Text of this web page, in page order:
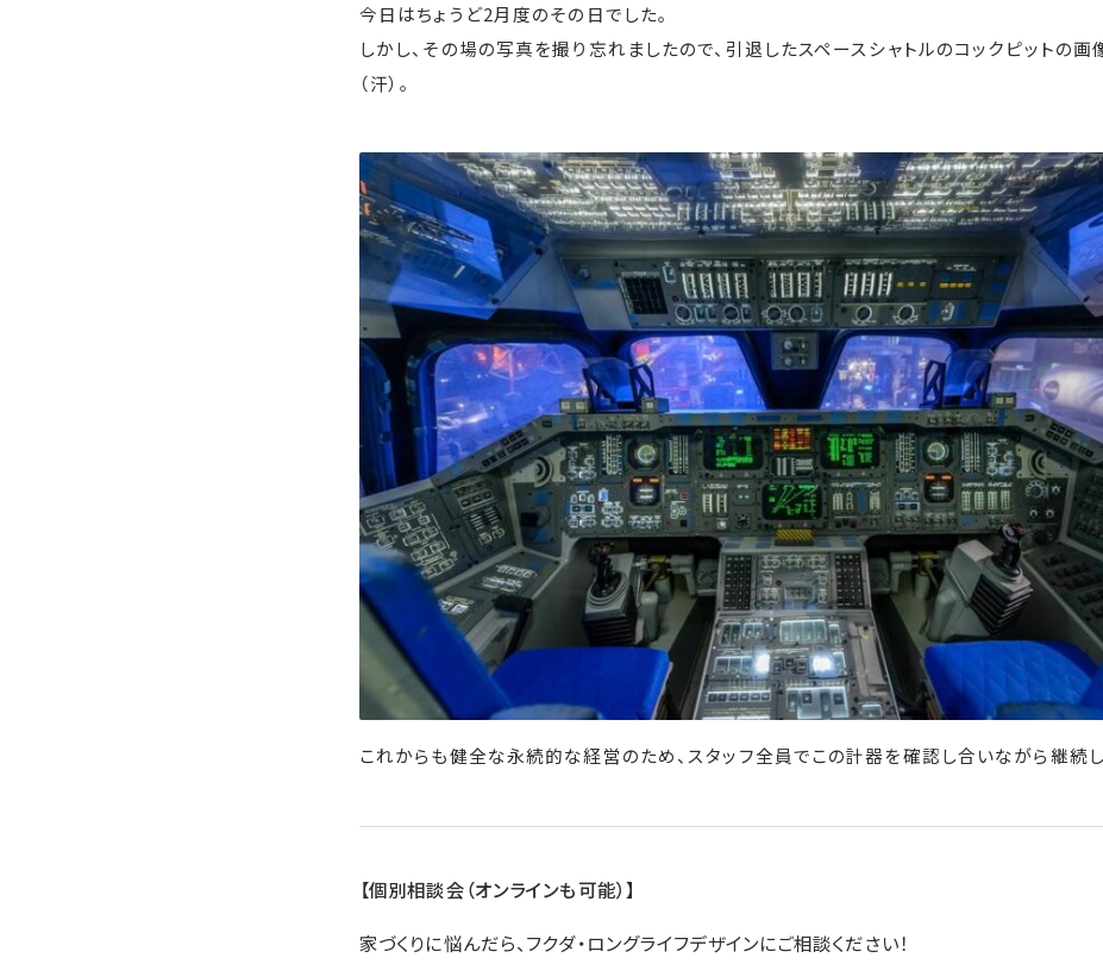
今日はちょうど2月度のその日でした。
しかし、その場の写真を撮り忘れましたので、引退したスペースシャトルのコックピットの
（汗）。
これからも健全な永続的な経営のため、スタッフ全員でこの計器を確認し合いながら継続
【個別相談会（オンラインも可能）】
家づくりに悩んだら、フクダ・ロングライフデザインにご相談ください！